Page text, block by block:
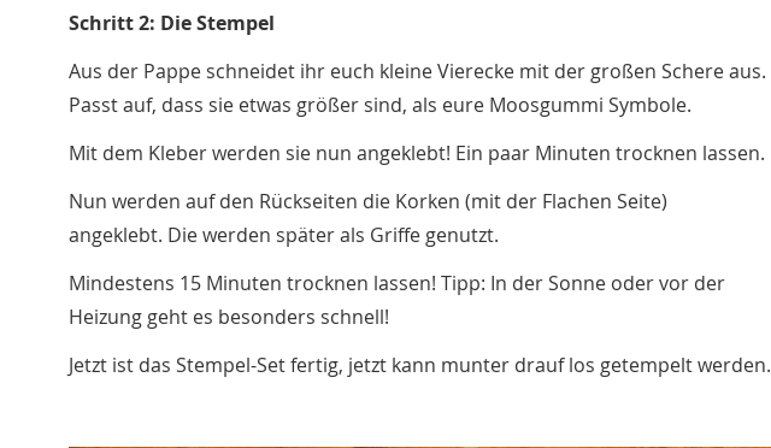
Schritt 2: Die Stempel
Aus der Pappe schneidet ihr euch kleine Vierecke mit der großen Schere aus.
Passt auf, dass sie etwas größer sind, als eure Moosgummi Symbole.
Mit dem Kleber werden sie nun angeklebt! Ein paar Minuten trocknen lassen.
Nun werden auf den Rückseiten die Korken (mit der Flachen Seite)
angeklebt. Die werden später als Griffe genutzt.
Mindestens 15 Minuten trocknen lassen! Tipp: In der Sonne oder vor der
Heizung geht es besonders schnell!
Jetzt ist das Stempel-Set fertig, jetzt kann munter drauf los getempelt werden.